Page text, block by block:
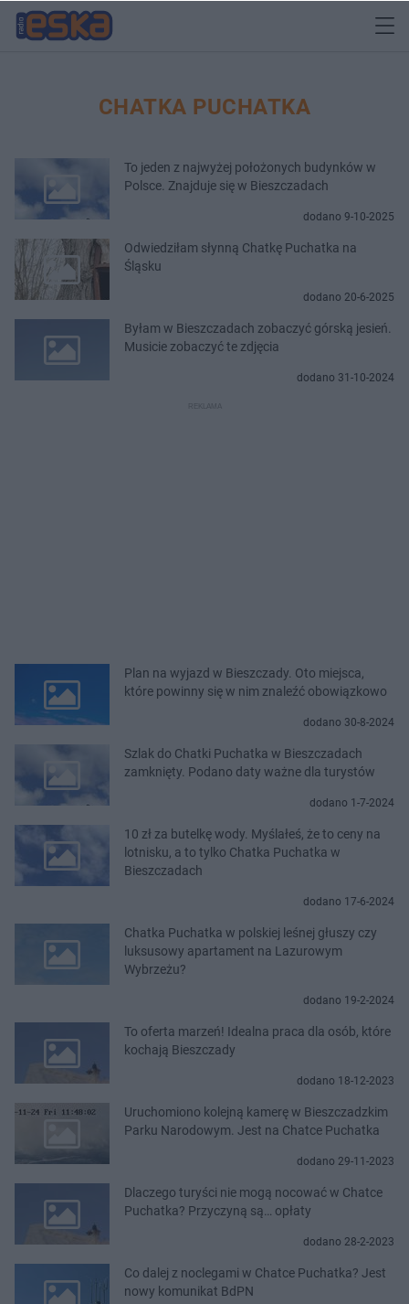
CHATKA PUCHATKA
To jeden z najwyżej położonych budynków w
Polsce. Znajduje się w Bieszczadach
dodano 9-10-2025
Odwiedziłam słynną Chatkę Puchatka na
Śląsku
dodano 20-6-2025
Byłam w Bieszczadach zobaczyć górską jesień.
Musicie zobaczyć te zdjęcia
dodano 31-10-2024
Plan na wyjazd w Bieszczady. Oto miejsca,
które powinny się w nim znaleźć obowiązkowo
dodano 30-8-2024
Szlak do Chatki Puchatka w Bieszczadach
zamknięty. Podano daty ważne dla turystów
dodano 1-7-2024
10 zł za butelkę wody. Myślałeś, że to ceny na
lotnisku, a to tylko Chatka Puchatka w
Bieszczadach
dodano 17-6-2024
Chatka Puchatka w polskiej leśnej głuszy czy
luksusowy apartament na Lazurowym
Wybrzeżu?
dodano 19-2-2024
To oferta marzeń! Idealna praca dla osób, które
kochają Bieszczady
dodano 18-12-2023
Uruchomiono kolejną kamerę w Bieszczadzkim
Parku Narodowym. Jest na Chatce Puchatka
dodano 29-11-2023
Dlaczego turyści nie mogą nocować w Chatce
Puchatka? Przyczyną są… opłaty
dodano 28-2-2023
Co dalej z noclegami w Chatce Puchatka? Jest
nowy komunikat BdPN